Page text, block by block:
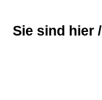
Sie sind hier /